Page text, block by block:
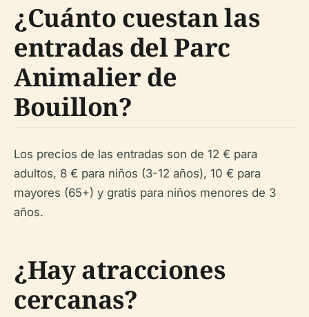
¿Cuánto cuestan las
entradas del Parc
Animalier de
Bouillon?
Los precios de las entradas son de 12 € para
adultos, 8 € para niños (3-12 años), 10 € para
mayores (65+) y gratis para niños menores de 3
años.
¿Hay atracciones
cercanas?